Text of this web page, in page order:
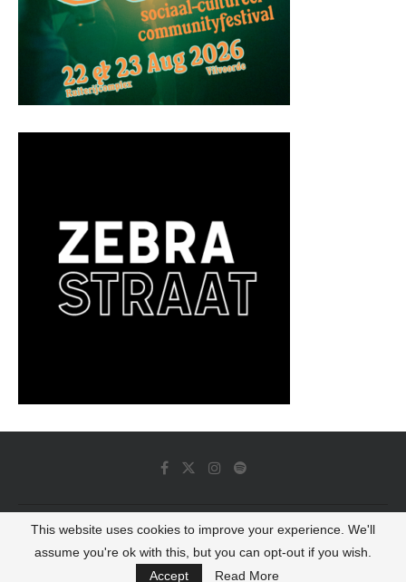
© 2022 - Luminous Dash All Rights Reserved
BACK TO TOP
This website uses cookies to improve your experience. We'll
assume you're ok with this, but you can opt-out if you wish.
Accept
Read More